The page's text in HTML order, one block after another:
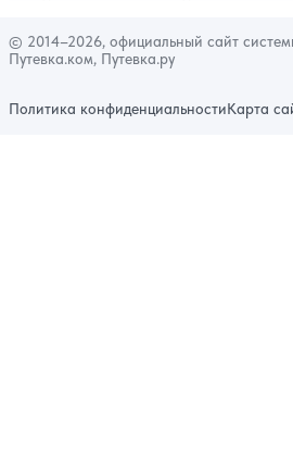
© 2014–2026, официальный сайт
Путевка.ком, Путевка.ру
Политика конфиденциальностиКарта